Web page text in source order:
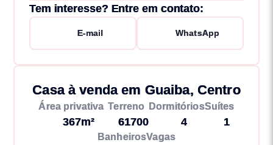
Tem interesse? Entre em contato:
E-mail WhatsApp
Casa à venda em Guaiba, Centro
Área privativa
367m²
Terreno
61700
Dormitórios
4
Suítes
1
BanheirosVagas